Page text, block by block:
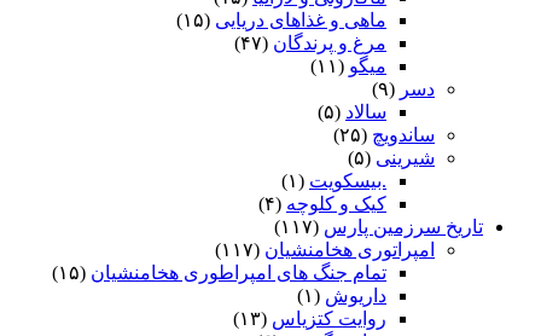
ماهی و غذاهای دریایی (۱۵)
مرغ و پرندگان (۴۷)
میگو (۱۱)
دسر (۹)
سالاد (۵)
ساندویچ (۲۵)
شیرینی (۵)
.بیسکویت (۱)
کیک و کلوچه (۴)
تاریخ سرزمین پارس (۱۱۷)
امپراتوری هخامنشیان (۱۱۷)
تمام جنگ های امپراطوری هخامنشیان (۱۵)
داریوش (۱)
روایت کتزیاس (۱۳)